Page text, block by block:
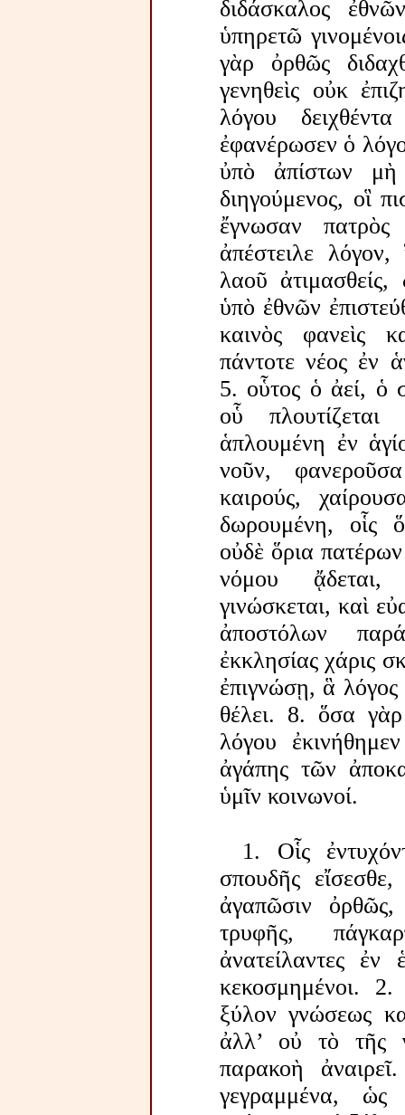
διδάσκαλος
ὑπηρετῶ
γὰρ ὀρθῶς
γενηθεὶς οὐκ
λόγου
ἐφανέρωσεν ὁ
ὐπὸ ἀπίστων μὴ
διηγούμενος, οἳ
ἔγνωσαν
ἀπέστειλε
λαοῦ ἀτιμασθείς,
ὑπὸ ἐθνῶν
καινὸς φανεὶς
πάντοτε νέος ἐν
5. οὗτος ὁ ἀεί, ὁ
οὗ
ἁπλουμένη ἐν
νοῦν,
καιρούς,
δωρουμένη, οἷς
οὐδὲ ὅρια
νόμου
γινώσκεται, καὶ
ἀποστόλων
ἐκκλησίας χάρις
ἐπιγνώσῃ, ἃ λόγος
θέλει. 8. ὅσα γὰρ
λόγου
ἀγάπης τῶν
ὑμῖν κοινωνοί.
1. Οἷς
σπουδῆς
ἀγαπῶσιν ὀρθῶς,
τρυφῆς,
ἀνατείλαντες ἐν
κεκοσμημένοι.
ξύλον γνώσεως
ἀλλ’ οὐ τὸ τῆς
παρακοὴ
γεγραμμένα,